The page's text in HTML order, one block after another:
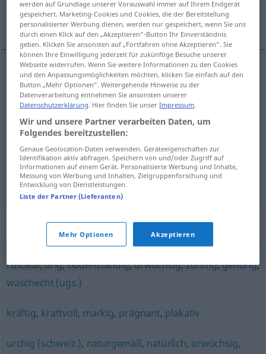
à pépins vigoureux, robuste, cru
à pépins kernigObst
vigoureux kernigPerson FIG
robuste kernig
cru kernigSpruch UMG
Synonyme für "kernig"
rustikal,urig,bodenständig,urwüchsig,zünftig,gehörig,
waschecht (ugs.)
kräftig, kraftvoll, markig, prägnant, plakativ
urchig (schweiz.), naturgemäß, natürlich, urwüchsig,
werden auf Grundlage unserer Vorauswahl immer auf Ihrem Endgerät
gespeichert. Marketing-Cookies und Cookies, die der Bereitstellung
personalisierter Werbung dienen, werden nur gespeichert, wenn Sie uns
durch einen Klick auf den „Akzeptieren“-Button Ihr Einverständnis
geben. Klicken Sie ansonsten auf „Fortfahren ohne Akzeptieren“. Sie
können Ihre Einwilligung jederzeit für zukünftige Besuche unserer
Webseite widerrufen. Wenn Sie weitere Informationen zu den Cookies
und den Anpassungsmöglichkeiten möchten, klicken Sie einfach auf den
Button „Mehr Optionen“. Weitergehende Hinweise zu der
Datenverarbeitung entnehmen Sie ansonsten unserer
Datenschutzerklärung. Hier finden Sie unserImpressum.
Wir und unsere Partner verarbeiten Daten, um
Folgendes bereitzustellen:
Genaue Geolocation-Daten verwenden. Geräteeigenschaften zur
Identifikation aktiv abfragen. Speichern von und/oder Zugriff auf
Informationen auf einem Gerät. Personalisierte Werbung und Inhalte,
Messung von Werbung und Inhalten, Zielgruppenforschung und
Entwicklung von Dienstleistungen.
Liste der Partner (Lieferanten)
Mehr Optionen Akzeptieren